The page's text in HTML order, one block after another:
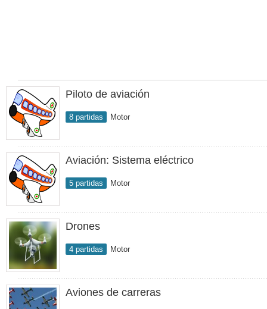
Piloto de aviación
8 partidas Motor
Aviación: Sistema eléctrico
5 partidas Motor
Drones
4 partidas Motor
Aviones de carreras